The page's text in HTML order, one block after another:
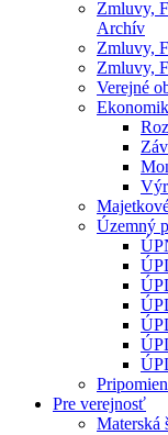
Zmluvy,
Archív
Zmluvy,
Zmluvy,
Verejné
Územný
Pre verejnosť
Materská